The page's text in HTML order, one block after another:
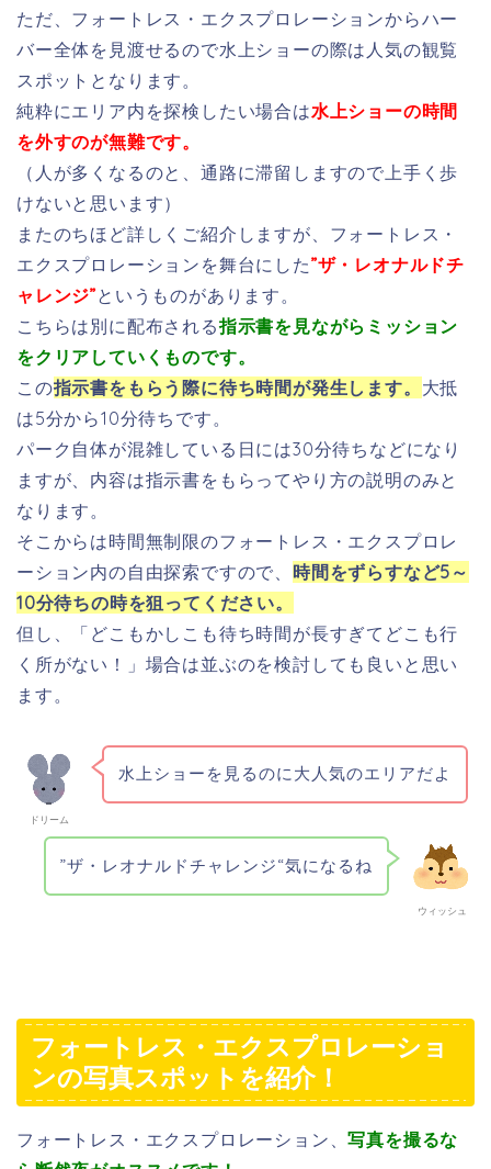
ただ、フォートレス・エクスプロレーションからハー
バー全体を見渡せるので水上ショーの際は人気の観覧
スポットとなります。
純粋にエリア内を探検したい場合は水上ショーの時間
を外すのが無難です。
（人が多くなるのと、通路に滞留しますので上手く歩
けないと思います）
またのちほど詳しくご紹介しますが、フォートレス・
エクスプロレーションを舞台にした”ザ・レオナルドチ
ャレンジ”というものがあります。
こちらは別に配布される指示書を見ながらミッション
をクリアしていくものです。
この指示書をもらう際に待ち時間が発生します。 大抵
は5分から10分待ちです。
パーク自体が混雑している日には30分待ちなどになり
ますが、内容は指示書をもらってやり方の説明のみと
なります。
そこからは時間無制限のフォートレス・エクスプロレ
ーション内の自由探索ですので、 時間をずらすなど5～
10分待ちの時を狙ってください。
但し、「どこもかしこも待ち時間が長すぎてどこも行
く所がない！」場合は並ぶのを検討しても良いと思い
ます。
ドリーム
水上ショーを見るのに大人気のエリアだよ
ウィッシュ
”ザ・レオナルドチャレンジ“気になるね
フォートレス・エクスプロレーショ
ンの写真スポットを紹介！
フォートレス・エクスプロレーション、写真を撮るな